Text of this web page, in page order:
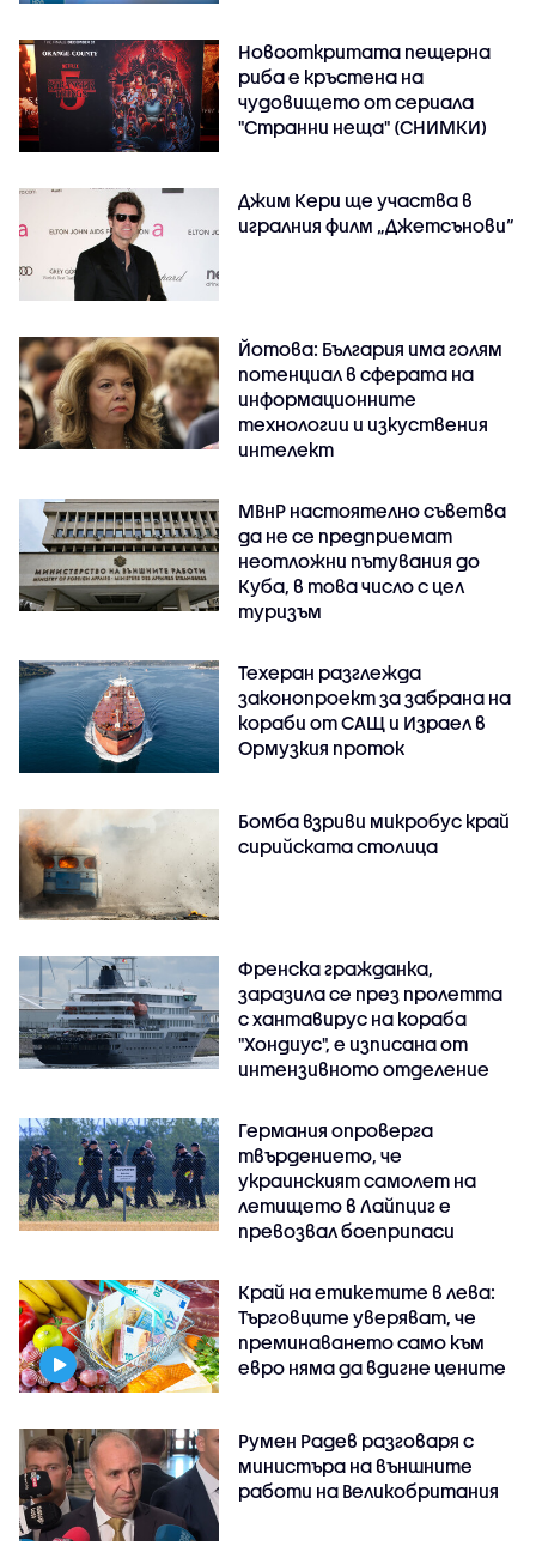
Новооткритата пещерна
риба е кръстена на
чудовището от сериала
"Странни неща" (СНИМКИ)
Джим Кери ще участва в
игралния филм „Джетсънови“
Йотова: България има голям
потенциал в сферата на
информационните
технологии и изкуствения
интелект
МВнР настоятелно съветва
да не се предприемат
неотложни пътувания до
Куба, в това число с цел
туризъм
Техеран разглежда
законопроект за забрана на
кораби от САЩ и Израел в
Ормузкия проток
Бомба взриви микробус край
сирийската столица
Френска гражданка,
заразила се през пролетта
с хантавирус на кораба
"Хондиус", е изписана от
интензивното отделение
Германия опроверга
твърдението, че
украинският самолет на
летището в Лайпциг е
превозвал боеприпаси
Край на етикетите в лева:
Търговците уверяват, че
преминаването само към
евро няма да вдигне цените
Румен Радев разговаря с
министъра на външните
работи на Великобритания